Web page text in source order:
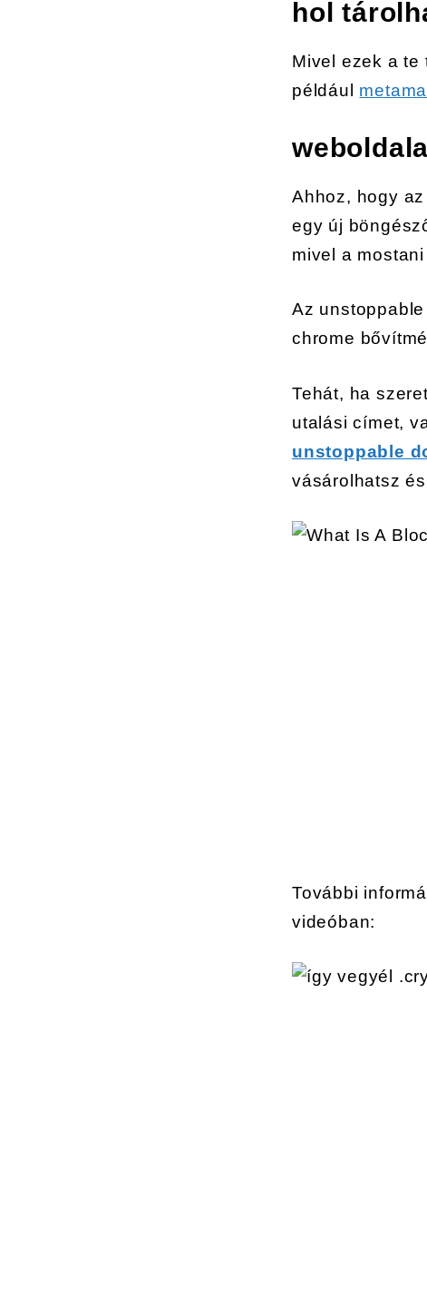
hol
Mivel ezek a te
például
Ahhoz, hogy
egy új
mivel a
Az
chrome
Tehát, ha
utalási címet,
unstoppable
vásárolhatsz
További
videóban: